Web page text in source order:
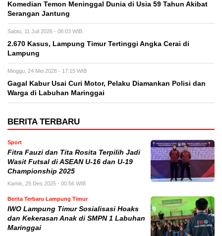
Komedian Temon Meninggal Dunia di Usia 59 Tahun Akibat
Serangan Jantung
Sabtu, 11 Juli 2026 - 08:03 WIB
2.670 Kasus, Lampung Timur Tertinggi Angka Cerai di
Lampung
Minggu, 24 Mei 2026 - 17:15 WIB
Gagal Kabur Usai Curi Motor, Pelaku Diamankan Polisi dan
Warga di Labuhan Maringgai
BERITA TERBARU
Sport
Fitra Fauzi dan Tita Rosita Terpilih Jadi
Wasit Futsal di ASEAN U-16 dan U-19
Championship 2025
Kamis, 25 Des 2025 - 00:56 WIB
Berita Terbaru Lampung Timur
IWO Lampung Timur Sosialisasi Hoaks
dan Kekerasan Anak di SMPN 1 Labuhan
Maringgai